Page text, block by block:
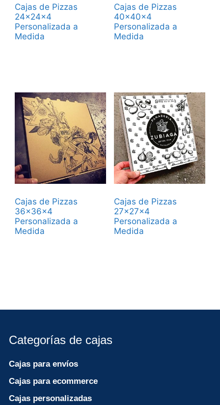
Cajas de Pizzas
24x24x4
Personalizada a
Medida
Cajas de Pizzas
40x40x4
Personalizada a
Medida
Cajas de Pizzas
36x36x4
Personalizada a
Medida
Cajas de Pizzas
27x27x4
Personalizada a
Medida
Categorías de cajas
Cajas para envíos
Cajas para ecommerce
Cajas personalizadas